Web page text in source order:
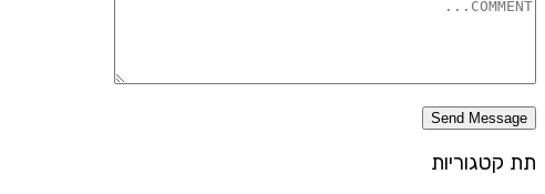
תת קטגוריות